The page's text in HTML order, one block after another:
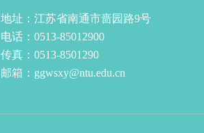
地址：江苏省南通市啬园路9号
电话：0513-85012900
传真：0513-8501290
邮箱：ggwsxy@ntu.edu.cn